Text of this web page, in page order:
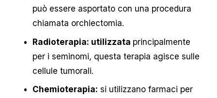
può essere asportato con una procedura
chiamata orchiectomia.
Radioterapia: utilizzata principalmente
per i seminomi, questa terapia agisce sulle
cellule tumorali.
Chemioterapia: si utilizzano farmaci per